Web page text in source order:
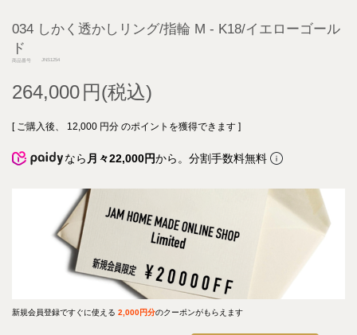
034 しかく透かしリング/指輪 M - K18/イエローゴール
ド
商品番号 JNS1254
264,000
[ ご購入後、 12,000 円分 のポイントを獲得できます ]
なら 月々22,000円から。分割手数料無料
新規会員登録ですぐに使える 2,000円分のクーポンがもらえます